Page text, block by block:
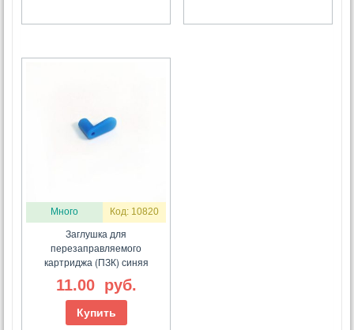
Много Код: 10820
Заглушка для
перезаправляемого
картриджа (ПЗК) синяя
11.00 руб.
Купить